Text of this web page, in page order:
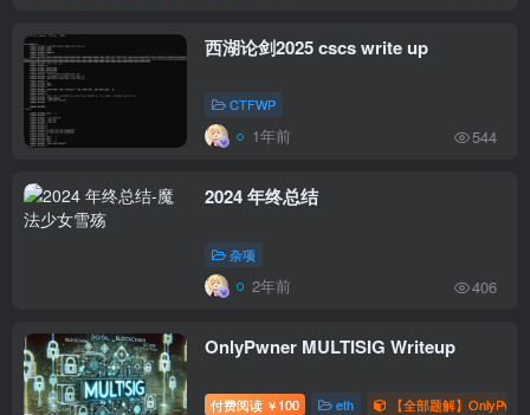
西湖论剑2025 cscs write up
CTFWP
1年前 544
2024 年终总结
杂项
2年前 406
OnlyPwner MULTISIG Writeup
付费阅读 ￥ 100 eth 【全部题解】